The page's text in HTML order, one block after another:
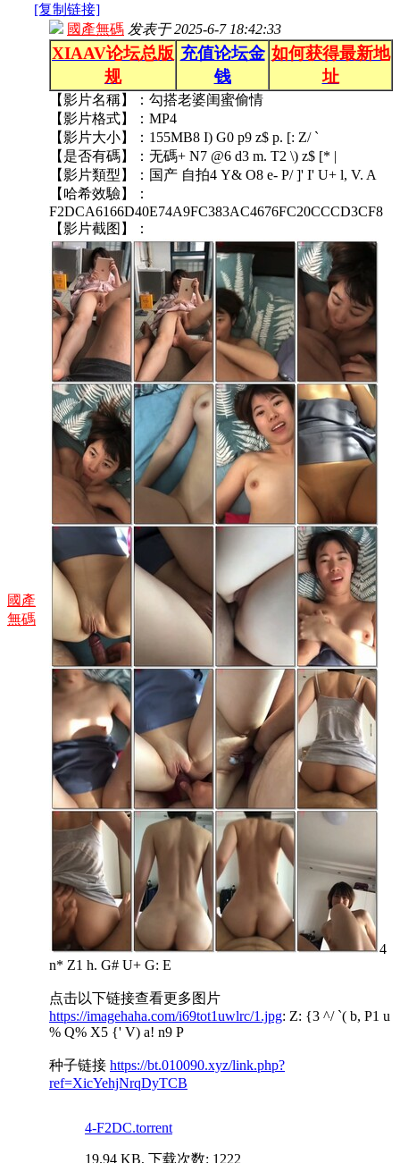
[复制链接]
國產
無碼
國產無碼 发表于2025-6-7 18:42:33
XIAAV论坛总版
规
充值论坛金
钱
如何获得最新地
址
【影片名稱】：勾搭老婆闺蜜偷情
【影片格式】：MP4
【影片大小】：155MB8 I) G0 p9 z$ p. [: Z/ `
【是否有碼】：无碼+ N7 @6 d3 m. T2 \) z$ [* |
【影片類型】：国产 自拍4 Y& O8 e- P/ ]' I' U+ l, V. A
【哈希效驗】：
F2DCA6166D40E74A9FC383AC4676FC20CCCD3CF8
【影片截图】：
4
n* Z1 h. G# U+ G: E
点击以下链接查看更多图片
https://imagehaha.com/i69tot1uwlrc/1.jpg: Z: {3 ^/ `( b, P1 u
% Q% X5 {' V) a! n9 P
种子链接 https://bt.010090.xyz/link.php?
ref=XicYehjNrqDyTCB
4-F2DC.torrent
19.94 KB, 下载次数: 1222